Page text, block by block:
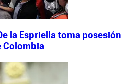
la Espriella toma posesión
Colombia